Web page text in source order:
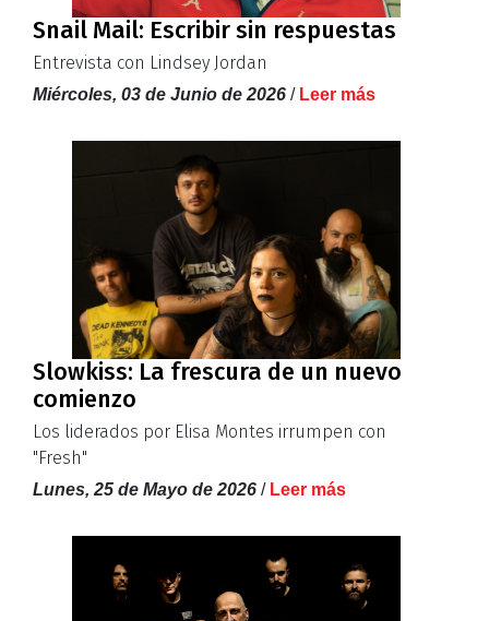
Snail Mail: Escribir sin respuestas
Entrevista con Lindsey Jordan
Miércoles, 03 de Junio de 2026 / Leer más
Slowkiss: La frescura de un nuevo
comienzo
Los liderados por Elisa Montes irrumpen con
"Fresh"
Lunes, 25 de Mayo de 2026 / Leer más